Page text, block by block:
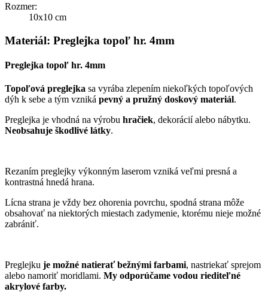
Rozmer:
10x10 cm
Materiál: Preglejka topoľ hr. 4mm
Preglejka topoľ hr. 4mm
Topoľová preglejka sa vyrába zlepením niekoľkých topoľových
dýh k sebe a tým vzniká pevný a pružný doskový materiál.
Preglejka je vhodná na výrobu hračiek, dekorácií alebo nábytku.
Neobsahuje škodlivé látky.
Rezaním preglejky výkonným laserom vzniká veľmi presná a
kontrastná hnedá hrana.
Lícna strana je vždy bez ohorenia povrchu, spodná strana môže
obsahovať na niektorých miestach zadymenie, ktorému nieje možné
zabrániť.
Preglejku je možné natierať bežnými farbami, nastriekať sprejom
alebo namoriť moridlami. My odporúčame vodou riediteľné
akrylové farby.